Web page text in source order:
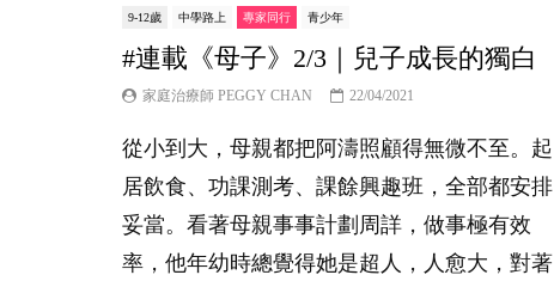
9-12歲 中學路上 專家同行 青少年
#連載《母子》2/3｜兒子成長的獨白
家庭治療師 PEGGY CHAN 22/04/2021
從小到大，母親都把阿濤照顧得無微不至。起
居飲食、功課測考、課餘興趣班，全部都安排
妥當。看著母親事事計劃周詳，做事極有效
率，他年幼時總覺得她是超人，人愈大，對著